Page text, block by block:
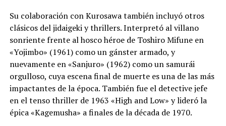
Su colaboración con Kurosawa también incluyó otros
clásicos del jidaigeki y thrillers. Interpretó al villano
sonriente frente al hosco héroe de Toshiro Mifune en
«Yojimbo» (1961) como un gánster armado, y
nuevamente en «Sanjuro» (1962) como un samurái
orgulloso, cuya escena final de muerte es una de las más
impactantes de la época. También fue el detective jefe
en el tenso thriller de 1963 «High and Low» y lideró la
épica «Kagemusha» a finales de la década de 1970.